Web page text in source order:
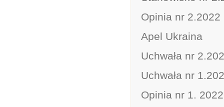
Opinia nr 2.2022
Apel Ukraina
Uchwała nr
Uchwała nr
Opinia nr 1.